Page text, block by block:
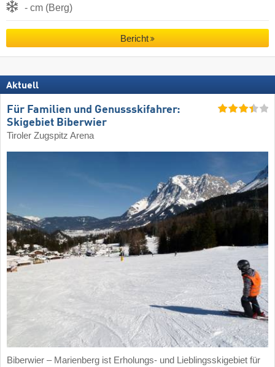
- cm (Berg)
Bericht
Aktuell
Für Familien und Genussskifahrer:
Skigebiet Biberwier
Tiroler Zugspitz Arena
Biberwier – Marienberg ist Erholungs- und Lieblingsskigebiet für